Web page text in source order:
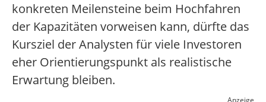
konkreten Meilensteine beim Hochfahren
der Kapazitäten vorweisen kann, dürfte das
Kursziel der Analysten für viele Investoren
eher Orientierungspunkt als realistische
Erwartung bleiben.